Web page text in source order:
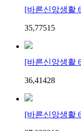
[바른신앙생활
35,7751 5
[바른신앙생활
36,41428
[바른신앙생활